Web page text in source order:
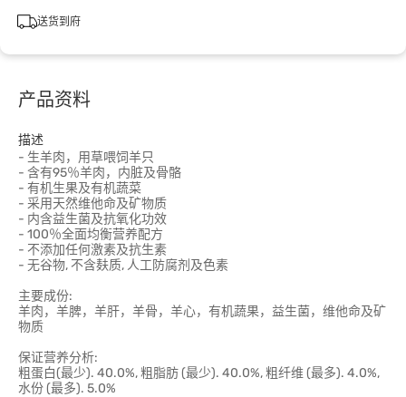
送货到府
产品资料
描述
- 生羊肉，用草喂饲羊只
- 含有95％羊肉，内脏及骨骼
- 有机生果及有机蔬菜
- 采用天然维他命及矿物质
- 内含益生菌及抗氧化功效
- 100％全面均衡营养配方
- 不添加任何激素及抗生素
- 无谷物, 不含麸质, 人工防腐剂及色素
主要成份:
羊肉，羊脾，羊肝，羊骨，羊心，有机蔬果，益生菌，维他命及矿
物质
保证营养分析:
粗蛋白(最少). 40.0%, 粗脂肪 (最少). 40.0%, 粗纤维 (最多). 4.0%,
水份 (最多). 5.0%